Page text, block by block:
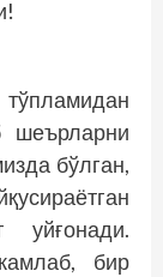
шеърларни
бўлган,
уйғонади.
бир